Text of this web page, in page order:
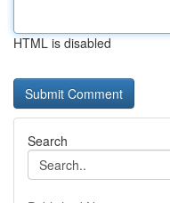
HTML is disabled
Search